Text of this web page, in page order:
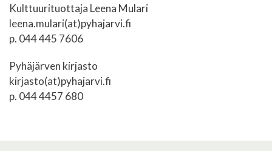
Kulttuurituottaja Leena Mulari
leena.mulari(at)pyhajarvi.fi
p. 044 445 7606
Pyhäjärven kirjasto
kirjasto(at)pyhajarvi.fi
p. 044 4457 680